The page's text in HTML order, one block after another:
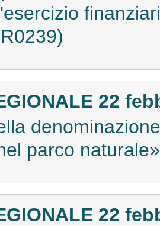
22
parco
22